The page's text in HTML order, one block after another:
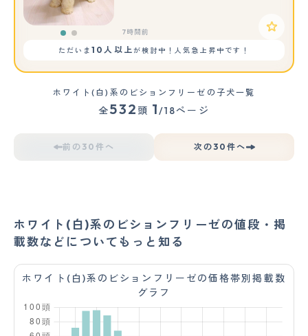
7時間前
ただいま10人以上が検討中！人気急上昇中です！
ホワイト(白)系のビションフリーゼの子犬一覧
全532 頭 1/18ページ
前の30件へ 次の30件へ
ホワイト(白)系のビションフリーゼの値段・掲
載数などについてもっと知る
ホワイト(白)系のビションフリーゼの価格帯別掲載数
グラフ